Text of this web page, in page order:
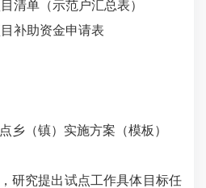
单（示范户汇总表）
助资金申请表
（镇）实施方案（模板）
究提出试点工作具体目标任